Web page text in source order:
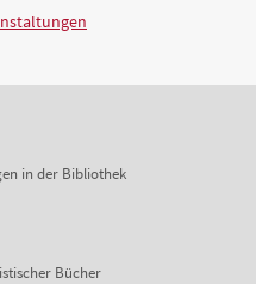
in der Bibliothek
Bücher